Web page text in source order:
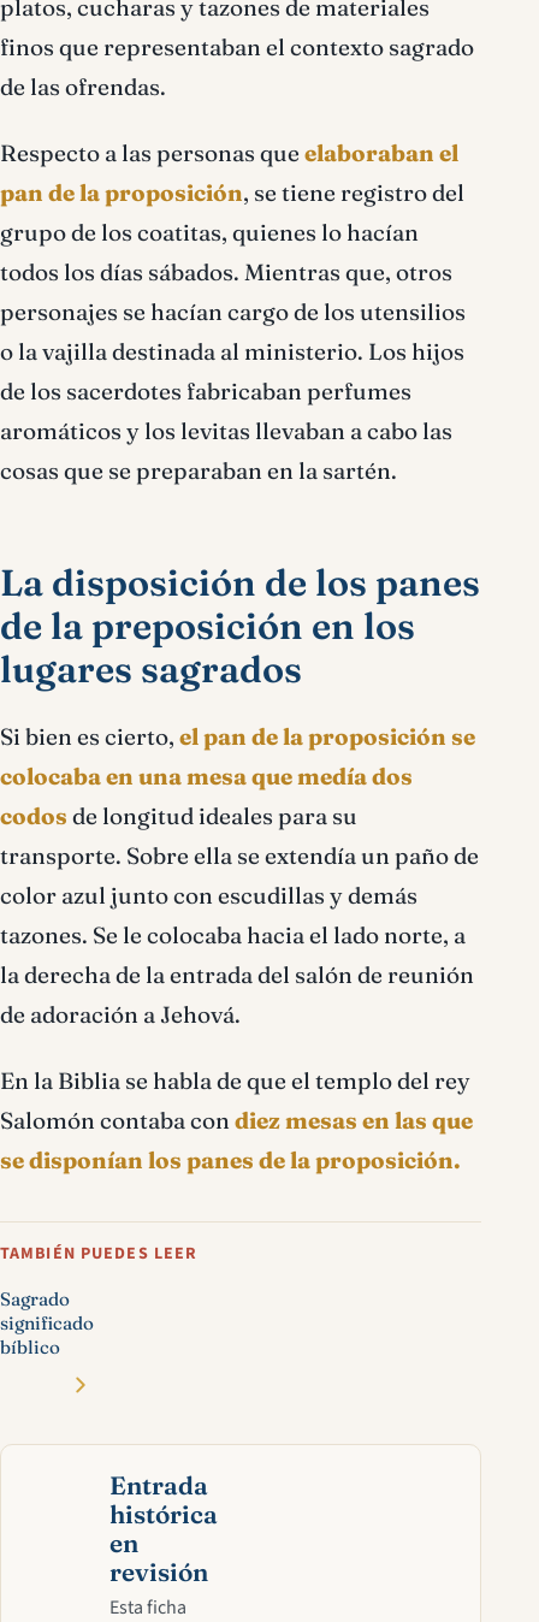
platos, cucharas y tazones de materiales
finos que representaban el contexto sagrado
de las ofrendas.
Respecto a las personas que elaboraban el
pan de la proposición, se tiene registro del
grupo de los coatitas, quienes lo hacían
todos los días sábados. Mientras que, otros
personajes se hacían cargo de los utensilios
o la vajilla destinada al ministerio. Los hijos
de los sacerdotes fabricaban perfumes
aromáticos y los levitas llevaban a cabo las
cosas que se preparaban en la sartén.
La disposición de los panes
de la preposición en los
lugares sagrados
Si bien es cierto, el pan de la proposición se
colocaba en una mesa que medía dos
codos de longitud ideales para su
transporte. Sobre ella se extendía un paño de
color azul junto con escudillas y demás
tazones. Se le colocaba hacia el lado norte, a
la derecha de la entrada del salón de reunión
de adoración a Jehová.
En la Biblia se habla de que el templo del rey
Salomón contaba con diez mesas en las que
se disponían los panes de la proposición.
TAMBIÉN PUEDES LEER
Sagrado
significado
bíblico
Entrada
histórica
en
revisión
Esta ficha